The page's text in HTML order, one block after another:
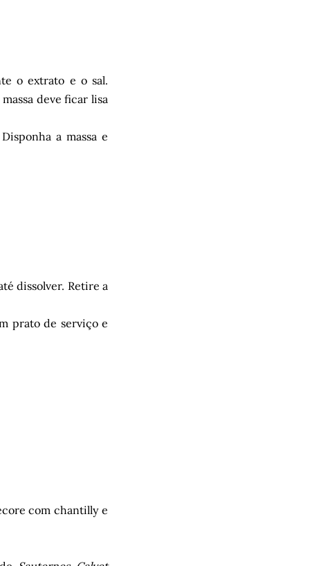
o extrato e o sal.
deve ficar lisa
a massa e
dissolver. Retire a
prato de serviço e
com chantilly e